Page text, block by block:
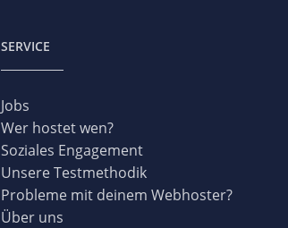
SERVICE
Jobs
Wer hostet wen?
Soziales Engagement
Unsere Testmethodik
Probleme mit deinem Webhoster?
Über uns